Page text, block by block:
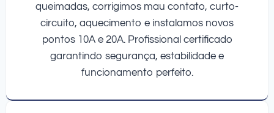
queimadas, corrigimos mau contato, curto-
circuito, aquecimento e instalamos novos
pontos 10A e 20A. Profissional certificado
garantindo segurança, estabilidade e
funcionamento perfeito.